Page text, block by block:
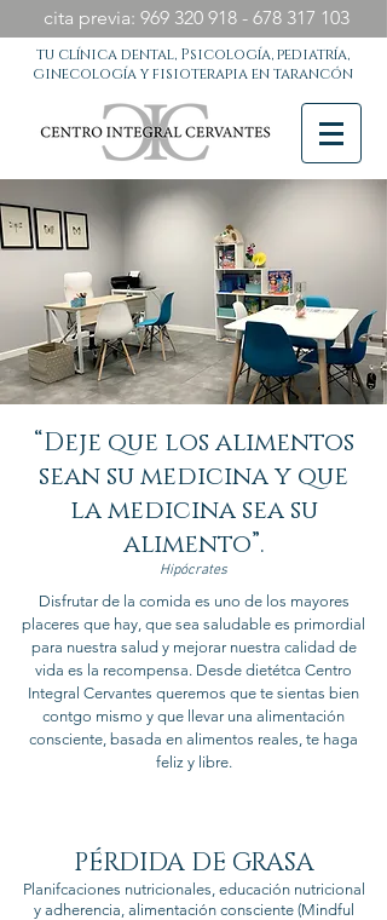
cita previa: 969 320 918 - 678 317 103
tu clínica dental, Psicología, pediatría,
ginecología y fisioterapia en tarancón
“Deje que los alimentos
sean su medicina y que
la medicina sea su
alimento”.
Hipócrates
Disfrutar de la comida es uno de los mayores
placeres que hay, que sea saludable es primordial
para nuestra salud y mejorar nuestra calidad de
vida es la recompensa. Desde dietétca Centro
Integral Cervantes queremos que te sientas bien
contgo mismo y que llevar una alimentación
consciente, basada en alimentos reales, te haga
feliz y libre.
PÉRDIDA DE GRASA
Planifcaciones nutricionales, educación nutricional
y adherencia, alimentación consciente (Mindful